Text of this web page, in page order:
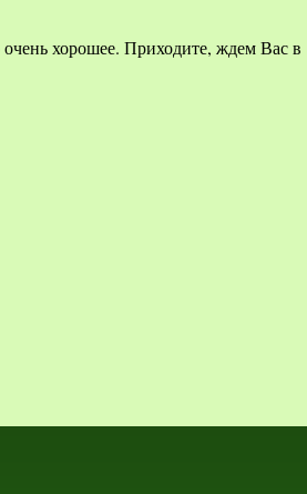
хорошее. Приходите, ждем Вас в